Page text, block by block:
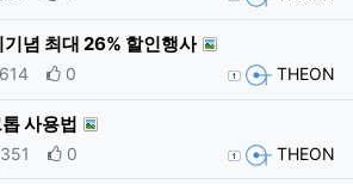
념 최대 26% 할인행사
등록자 THEON
회 추천
0
사용법
등록자 THEON
추천
0